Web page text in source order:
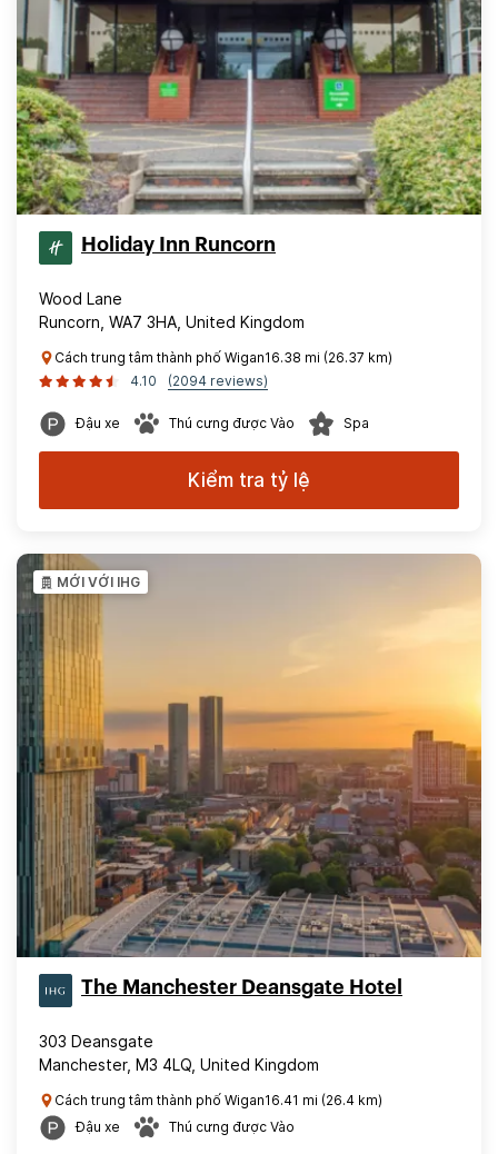
Holiday Inn Runcorn
Wood Lane
Runcorn, WA7 3HA, United Kingdom
Cách trung tâm thành phố Wigan16.38 mi (26.37 km)
4.10
(2094 reviews)
Đậu xe Thú cưng được Vào Spa
Kiểm tra tỷ lệ
MỚI VỚI IHG
The Manchester Deansgate Hotel
303 Deansgate
Manchester, M3 4LQ, United Kingdom
Cách trung tâm thành phố Wigan16.41 mi (26.4 km)
Đậu xe
Thú cưng được Vào